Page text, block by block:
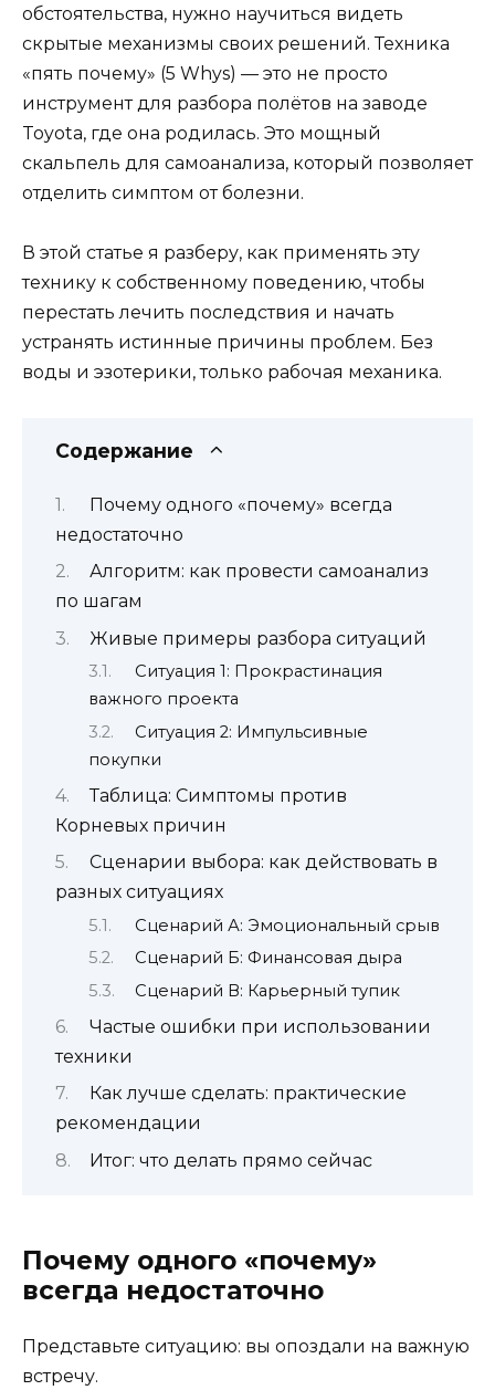
обстоятельства, нужно научиться видеть
скрытые механизмы своих решений. Техника
«пять почему» (5 Whys) — это не просто
инструмент для разбора полётов на заводе
Toyota, где она родилась. Это мощный
скальпель для самоанализа, который позволяет
отделить симптом от болезни.
В этой статье я разберу, как применять эту
технику к собственному поведению, чтобы
перестать лечить последствия и начать
устранять истинные причины проблем. Без
воды и эзотерики, только рабочая механика.
Содержание
Почему одного «почему» всегда
недостаточно
Алгоритм: как провести самоанализ
по шагам
Живые примеры разбора ситуаций
Ситуация 1: Прокрастинация
важного проекта
Ситуация 2: Импульсивные
покупки
Таблица: Симптомы против
Корневых причин
Сценарии выбора: как действовать в
разных ситуациях
Сценарий А: Эмоциональный срыв
Сценарий Б: Финансовая дыра
Сценарий В: Карьерный тупик
Частые ошибки при использовании
техники
Как лучше сделать: практические
рекомендации
Итог: что делать прямо сейчас
Почему одного «почему»
всегда недостаточно
Представьте ситуацию: вы опоздали на важную
встречу.